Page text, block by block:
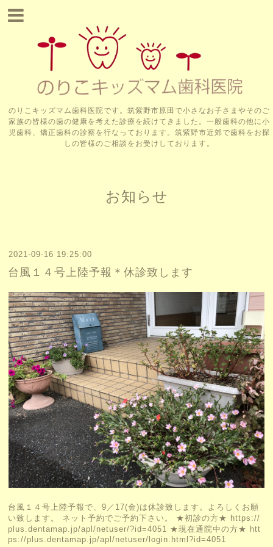
のりこキッズマム歯科医院です。筑紫野市原田で小さなお子さまやそのご
家族の皆様の歯の健康を考えた診療を続けてきました。一般歯科の他に小
児歯科、矯正歯科の診察を行なっております。筑紫野市近郊で歯科をお探
しの皆様のご相談をお受けしております。
お知らせ
2021-09-16 19:25:00
台風１４号上陸予報＊休診致します
台風１４号上陸予報で、9／17(金)は休診致します。よろしくお願
い致します。 ネット予約でご予約下さい。 ★初診の方★ https://
plus.dentamap.jp/apl/netuser/?id=4051 ★現在通院中の方★ htt
ps://plus.dentamap.jp/apl/netuser/login.html?id=4051